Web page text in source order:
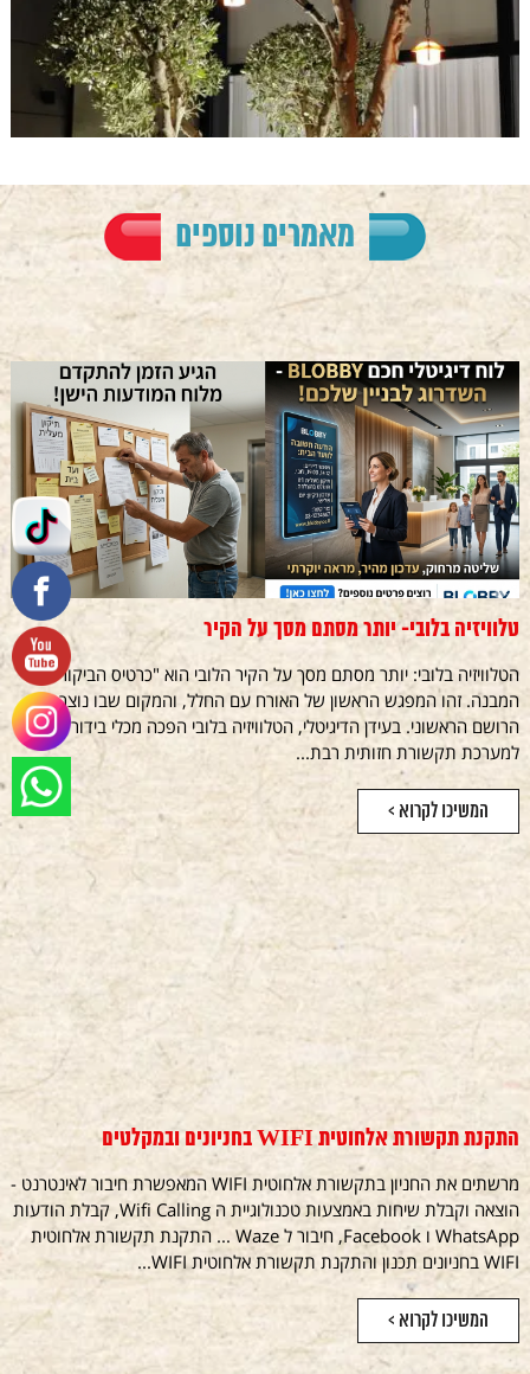
מאמרים נוספים
טלוויזיה בלובי- יותר מסתם מסך על הקיר
הטלוויזיה בלובי: יותר מסתם מסך על הקיר הלובי הוא "כרטיס הביקור" של
המבנה. זהו המפגש הראשון של האורח עם החלל, והמקום שבו נוצר
הרושם הראשוני. בעידן הדיגיטלי, הטלוויזיה בלובי הפכה מכלי בידור
למערכת תקשורת חזותית רבת...
המשיכו לקרוא >
התקנת תקשורת אלחוטית WIFI בחניונים ובמקלטים
מרשתים את החניון בתקשורת אלחוטית WIFI המאפשרת חיבור לאינטרנט -
הוצאה וקבלת שיחות באמצעות טכנולוגיית ה Wifi Calling, קבלת הודעות
WhatsApp ו Facebook, חיבור ל Waze ... התקנת תקשורת אלחוטית
WIFI בחניונים תכנון והתקנת תקשורת אלחוטית WIFI...
המשיכו לקרוא >